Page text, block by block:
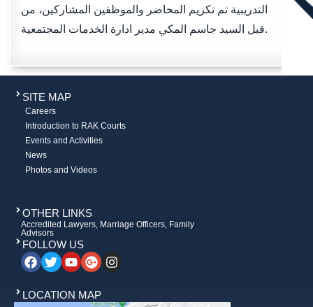
التدريبية تم تكريم المحاضر والموظفين المشاركين، من
قبل السيد جاسم المكي مدير ادارة الخدمات المجتمعية.
SITE MAP
Careers
Introduction to RAK Courts
Events and Activities
News
Photos and Videos
OTHER LINKS
Accredited Lawyers, Marriage Officers, Family
Advisors
FOLLOW US
LOCATION MAP